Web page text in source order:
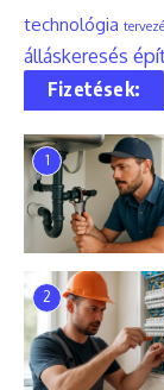
technológia
álláskeresés
Fizetések:
1
2